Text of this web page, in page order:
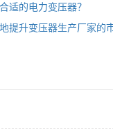
适的电力变压器？
提升变压器生产厂家的